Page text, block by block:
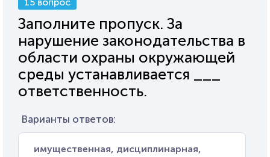
Заполните пропуск. За
нарушение законодательства в
области охраны окружающей
среды устанавливается ___
ответственность.
Варианты ответов:
имущественная, дисциплинарная,